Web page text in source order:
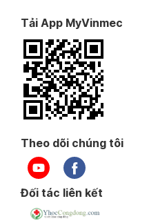
Tải App MyVinmec
Theo dõi chúng tôi
Đối tác liên kết